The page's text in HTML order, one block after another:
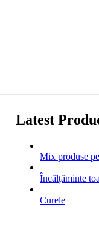
Latest
Mix produse
Încălțăminte
Curele